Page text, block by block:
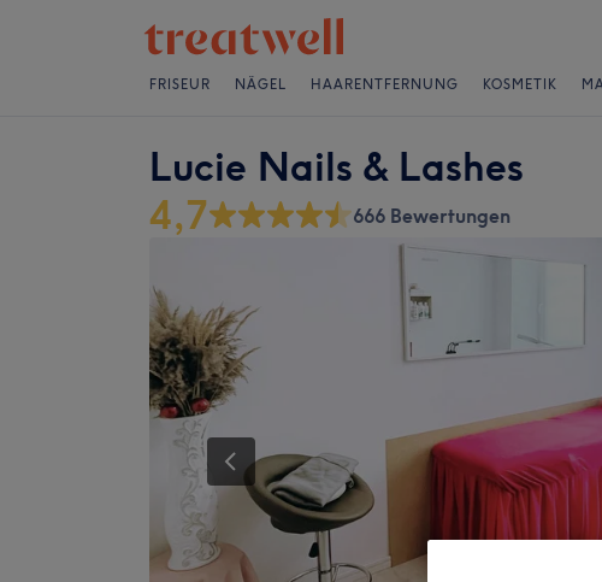
FRISEUR NÄGEL HAARENTFERNUNG KOSMETIK
Lucie Nails & Lashes
4,7 666 Bewertungen